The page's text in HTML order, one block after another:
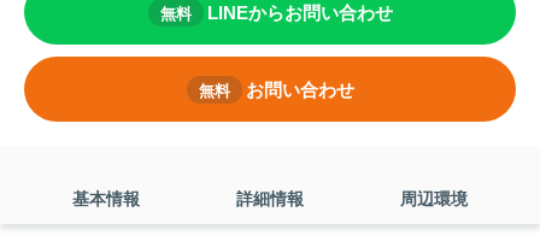
無料 LINEからお問い合わせ
無料 お問い合わせ
基本情報 詳細情報 周辺環境